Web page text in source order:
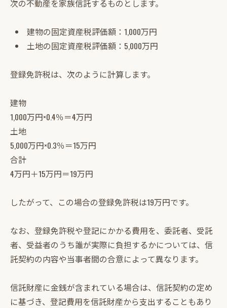
次の不動産を家族信託するものとします。
建物の固定資産税評価額：1,000万円
土地の固定資産税評価額：5,000万円
登録免許税は、次のように計算します。
建物
1,000万円×0.4％＝4万円
土地
5,000万円×0.3％＝15万円
合計
4万円＋15万円＝19万円
したがって、この場合の登録免許税は19万円です。
なお、登録免許税や登記にかかる費用を、委託者、受託
者、受益者のうち誰が実際に負担するかについては、信
託契約の内容や当事者間の合意によって異なります。
信託財産に金銭が含まれている場合は、信託契約の定め
に基づき、登記費用を信託財産から支出することもあり